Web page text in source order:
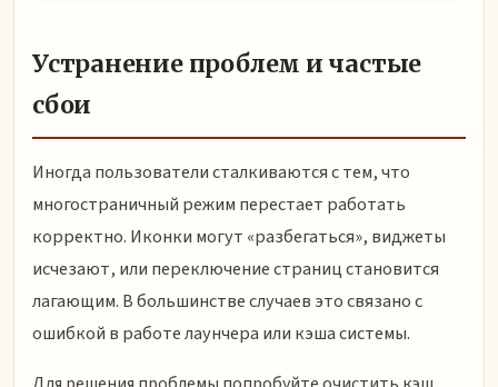
Устранение проблем и частые
сбои
Иногда пользователи сталкиваются с тем, что
многостраничный режим перестает работать
корректно. Иконки могут «разбегаться», виджеты
исчезают, или переключение страниц становится
лагающим. В большинстве случаев это связано с
ошибкой в работе лаунчера или кэша системы.